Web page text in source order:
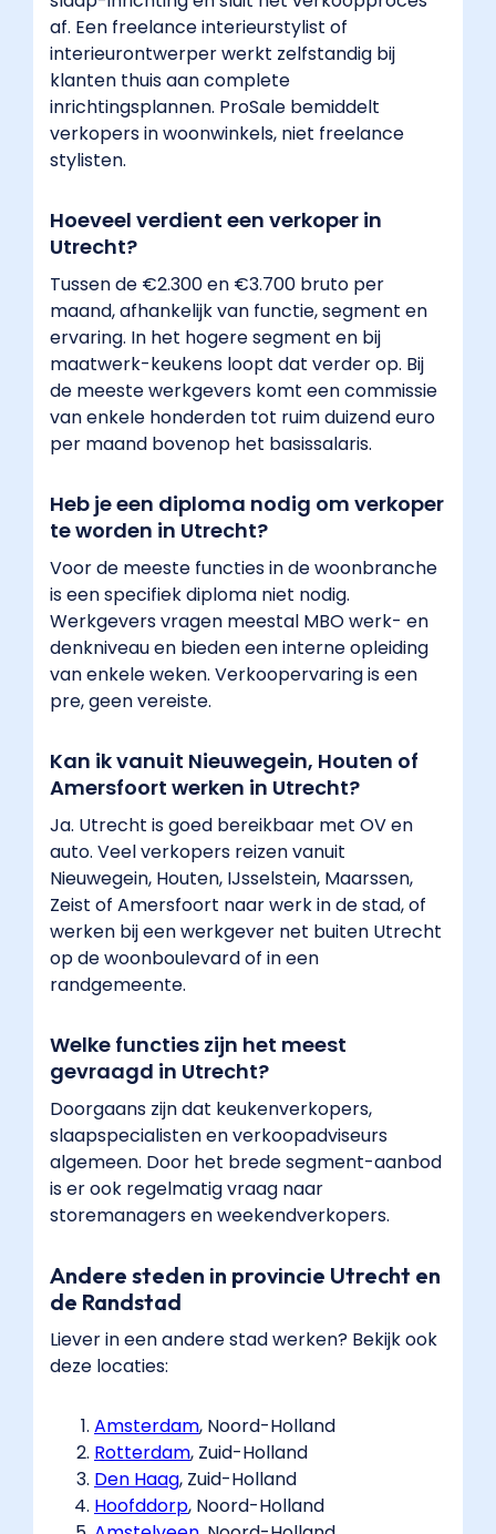
meest
gevraagd
Utrecht?",
"acceptedAnswer":
"Answer",
"Doorgaans
keukenverkopers,
slaapspecialisten
verkoopadviseurs
brede
segment-
aanbod
regelmatig
storemanagers
weekendverkopers."
BreadcrumbList:
"https://schema.org",
"@type":
"BreadcrumbList",
"itemListElement":
"@type":
"position":
"name":
"Home",
"item":
af. Een freelance interieurstylist of
interieurontwerper werkt zelfstandig bij
klanten thuis aan complete
inrichtingsplannen. ProSale bemiddelt
verkopers in woonwinkels, niet freelance
stylisten.
Hoeveel verdient een verkoper in
Utrecht?
Tussen de €2.300 en €3.700 bruto per
maand, afhankelijk van functie, segment en
ervaring. In het hogere segment en bij
maatwerk-keukens loopt dat verder op. Bij
de meeste werkgevers komt een commissie
van enkele honderden tot ruim duizend euro
per maand bovenop het basissalaris.
Heb je een diploma nodig om verkoper
te worden in Utrecht?
Voor de meeste functies in de woonbranche
is een specifiek diploma niet nodig.
Werkgevers vragen meestal MBO werk- en
denkniveau en bieden een interne opleiding
van enkele weken. Verkoopervaring is een
pre, geen vereiste.
Kan ik vanuit Nieuwegein, Houten of
Amersfoort werken in Utrecht?
Ja. Utrecht is goed bereikbaar met OV en
auto. Veel verkopers reizen vanuit
Nieuwegein, Houten, IJsselstein, Maarssen,
Zeist of Amersfoort naar werk in de stad, of
werken bij een werkgever net buiten Utrecht
op de woonboulevard of in een
randgemeente.
Welke functies zijn het meest
gevraagd in Utrecht?
Doorgaans zijn dat keukenverkopers,
slaapspecialisten en verkoopadviseurs
algemeen. Door het brede segment-aanbod
is er ook regelmatig vraag naar
storemanagers en weekendverkopers.
Andere steden in provincie Utrecht en
de Randstad
Liever in een andere stad werken? Bekijk ook
deze locaties:
Amsterdam​, Noord-Holland
Rotterdam​, Zuid-Holland
Den Haag​, Zuid-Holland
Hoofddorp​, Noord-Holland